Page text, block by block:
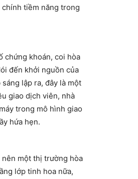
tiềm năng trong
chứng khoán, coi hòa
đến khởi nguồn của
lập ra, đây là một
giao dịch viên, nhà
trong mô hình giao
hứa hẹn.
nên một thị trường hòa
lớp tinh hoa nữa,